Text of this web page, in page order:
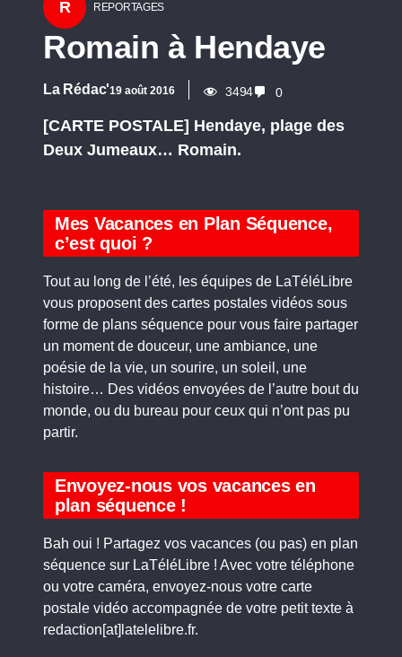
R REPORTAGES
Romain à Hendaye
La Rédac'19 août 2016 3494 0
[CARTE POSTALE] Hendaye, plage des
Deux Jumeaux… Romain.
Mes Vacances en Plan Séquence,
c’est quoi ?
Tout au long de l’été, les équipes de LaTéléLibre
vous proposent des cartes postales vidéos sous
forme de plans séquence pour vous faire partager
un moment de douceur, une ambiance, une
poésie de la vie, un sourire, un soleil, une
histoire… Des vidéos envoyées de l’autre bout du
monde, ou du bureau pour ceux qui n’ont pas pu
partir.
Envoyez-nous vos vacances en
plan séquence !
Bah oui ! Partagez vos vacances (ou pas) en plan
séquence sur LaTéléLibre ! Avec votre téléphone
ou votre caméra, envoyez-nous votre carte
postale vidéo accompagnée de votre petit texte à
redaction[at]latelelibre.fr.